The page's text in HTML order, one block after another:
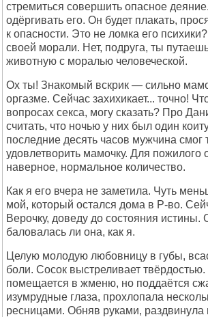
стремиться совершить опасное
одёргивать его. Он будет плакать,
к опасности. Это не ломка его
своей морали. Нет, подруга, ты
животную с моралью человеческой.
Ох ты! Знакомый вскрик — сильно
оргазме. Сейчас захихикает... точно!
вопросах секса, могу сказать? Про
считать, что ночью у них был один
последние десять часов мужчина смог
удовлетворить мамочку. Для пожилого
наверное, нормальное количество.
Как я его вчера не заметила. Чуть
мой, который остался дома в Р-во.
Верочку, доведу до состояния истины.
баловалась ли она, как я.
Целую молодую любовницу в губы,
боли. Сосок выстреливает твёрдостью.
помещается в жменю, но поддаётся
изумрудные глаза, прохлопала
ресницами. Обняв руками,